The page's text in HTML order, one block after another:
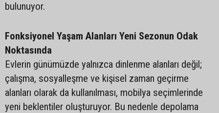
bulunuyor.
Fonksiyonel Yaşam Alanları Yeni Sezonun Odak
Noktasında
Evlerin günümüzde yalnızca dinlenme alanları değil;
çalışma, sosyalleşme ve kişisel zaman geçirme
alanları olarak da kullanılması, mobilya seçimlerinde
yeni beklentiler oluşturuyor. Bu nedenle depolama